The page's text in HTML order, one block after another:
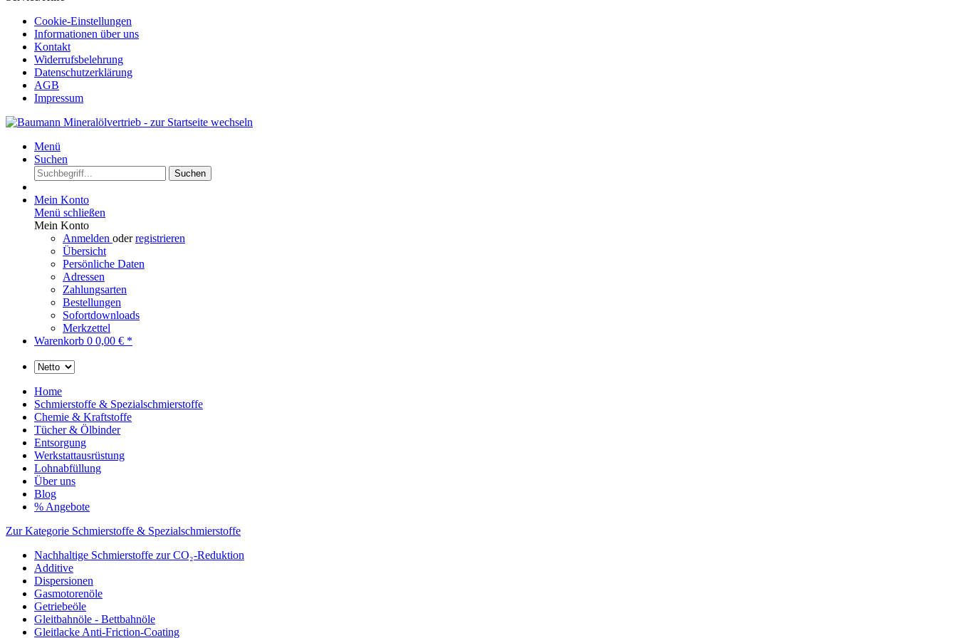
Cookie-Einstellungen
Informationen über uns
Kontakt
Widerrufsbelehrung
Datenschutzerklärung
AGB
Impressum
Menü
Suchen
Suchen
Mein Konto
Menü schließen
Mein Konto
Anmelden oderregistrieren
Übersicht
Persönliche Daten
Adressen
Zahlungsarten
Bestellungen
Sofortdownloads
Merkzettel
Warenkorb 0 0,00 € *
Home
Schmierstoffe & Spezialschmierstoffe
Chemie & Kraftstoffe
Tücher & Ölbinder
Entsorgung
Werkstattausrüstung
Lohnabfüllung
Über uns
Blog
% Angebote
Zur Kategorie Schmierstoffe & Spezialschmierstoffe
Nachhaltige Schmierstoffe zur CO₂-Reduktion
Additive
Dispersionen
Gasmotorenöle
Getriebeöle
Gleitbahnöle - Bettbahnöle
Gleitlacke Anti-Friction-Coating